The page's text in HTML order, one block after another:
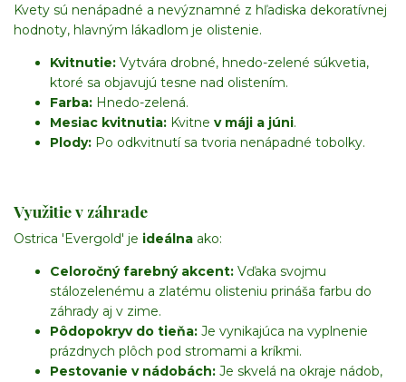
Kvety sú nenápadné a nevýznamné z hľadiska dekoratívnej
hodnoty, hlavným lákadlom je olistenie.
Kvitnutie: Vytvára drobné, hnedo-zelené súkvetia,
ktoré sa objavujú tesne nad olistením.
Farba: Hnedo-zelená.
Mesiac kvitnutia: Kvitne v máji a júni.
Plody: Po odkvitnutí sa tvoria nenápadné tobolky.
Využitie v záhrade
Ostrica 'Evergold' je ideálna ako:
Celoročný farebný akcent: Vďaka svojmu
stálozelenému a zlatému olisteniu prináša farbu do
záhrady aj v zime.
Pôdopokryv do tieňa: Je vynikajúca na vyplnenie
prázdnych plôch pod stromami a kríkmi.
Pestovanie v nádobách: Je skvelá na okraje nádob,